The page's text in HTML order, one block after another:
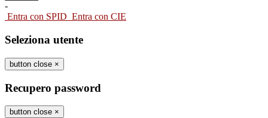
-
Entra con SPID Entra con CIE
Seleziona utente
button close ×
Recupero password
button close ×